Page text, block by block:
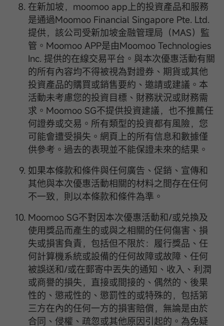
在新加坡，moomoo app上的投資產品和服務
是通過Moomoo Financial Singapore Pte. Ltd.
提供，該公司受新加坡金融管理局（MAS）監
管。Moomoo APP是由Moomoo Technologies
Inc. 提供的在線交易平台。與本次優惠活動有關
的所有內容均不得被視為對證券、期貨或其他
投資產品的購買或銷售要約、邀請或建議。本
活動未考慮您的投資目標、財務狀況或財務需
求。Moomoo SG不提供投資建議，也不推薦任
何證券或交易。所有類型的投資都有風險，您
可能會遭受損失。網頁上的所有信息和數據僅
供參考。過去的表現並不能保證未來的結果。
如果本條款和條件與任何廣告、促銷、宣傳和
其他與本次優惠活動相關的材料之間存在任何
不一致，則以本條款和條件為準。
Moomoo SG不對因本次優惠活動和/或兑換及
使用獎品而產生的或與之相關的任何傷害、損
失或損害負責，包括但不限於：履行獎品、任
何計算機系統或設備的任何故障或故障、任何
被誤送和/或在郵寄中丟失的通知、收入、利潤
或商譽的損失，直接或間接的、偶然的、後果
性的、懲戒性的、懲罰性的或特殊的，包括第
三方在內的任何一方的損害賠償，無論是由於
合同、侵權、疏忽或其他原因引起的。為免疑